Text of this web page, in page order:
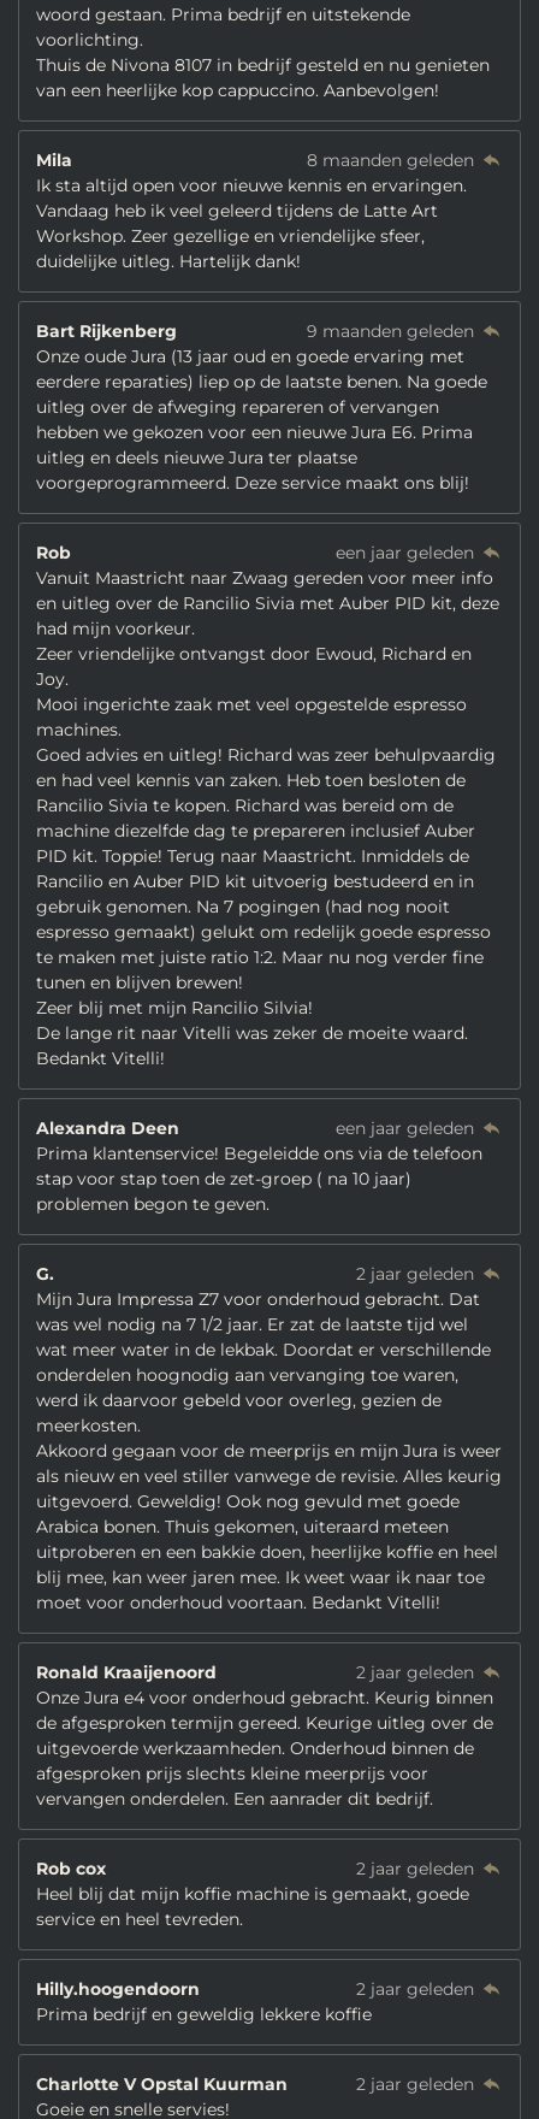
woord gestaan. Prima bedrijf en uitstekende
voorlichting.
Thuis de Nivona 8107 in bedrijf gesteld en nu genieten
van een heerlijke kop cappuccino. Aanbevolgen!
Mila
8 maanden geleden
Ik sta altijd open voor nieuwe kennis en ervaringen.
Vandaag heb ik veel geleerd tijdens de Latte Art
Workshop. Zeer gezellige en vriendelijke sfeer,
duidelijke uitleg. Hartelijk dank!
Bart Rijkenberg
9 maanden geleden
Onze oude Jura (13 jaar oud en goede ervaring met
eerdere reparaties) liep op de laatste benen. Na goede
uitleg over de afweging repareren of vervangen
hebben we gekozen voor een nieuwe Jura E6. Prima
uitleg en deels nieuwe Jura ter plaatse
voorgeprogrammeerd. Deze service maakt ons blij!
Rob
een jaar geleden
Vanuit Maastricht naar Zwaag gereden voor meer info
en uitleg over de Rancilio Sivia met Auber PID kit, deze
had mijn voorkeur.
Zeer vriendelijke ontvangst door Ewoud, Richard en
Joy.
Mooi ingerichte zaak met veel opgestelde espresso
machines.
Goed advies en uitleg! Richard was zeer behulpvaardig
en had veel kennis van zaken. Heb toen besloten de
Rancilio Sivia te kopen. Richard was bereid om de
machine diezelfde dag te prepareren inclusief Auber
PID kit. Toppie! Terug naar Maastricht. Inmiddels de
Rancilio en Auber PID kit uitvoerig bestudeerd en in
gebruik genomen. Na 7 pogingen (had nog nooit
espresso gemaakt) gelukt om redelijk goede espresso
te maken met juiste ratio 1:2. Maar nu nog verder fine
tunen en blijven brewen!
Zeer blij met mijn Rancilio Silvia!
De lange rit naar Vitelli was zeker de moeite waard.
Bedankt Vitelli!
Alexandra Deen
een jaar geleden
Prima klantenservice! Begeleidde ons via de telefoon
stap voor stap toen de zet-groep ( na 10 jaar)
problemen begon te geven.
G.
2 jaar geleden
Mijn Jura Impressa Z7 voor onderhoud gebracht. Dat
was wel nodig na 7 1/2 jaar. Er zat de laatste tijd wel
wat meer water in de lekbak. Doordat er verschillende
onderdelen hoognodig aan vervanging toe waren,
werd ik daarvoor gebeld voor overleg, gezien de
meerkosten.
Akkoord gegaan voor de meerprijs en mijn Jura is weer
als nieuw en veel stiller vanwege de revisie. Alles keurig
uitgevoerd. Geweldig! Ook nog gevuld met goede
Arabica bonen. Thuis gekomen, uiteraard meteen
uitproberen en een bakkie doen, heerlijke koffie en heel
blij mee, kan weer jaren mee. Ik weet waar ik naar toe
moet voor onderhoud voortaan. Bedankt Vitelli!
Ronald Kraaijenoord
2 jaar geleden
Onze Jura e4 voor onderhoud gebracht. Keurig binnen
de afgesproken termijn gereed. Keurige uitleg over de
uitgevoerde werkzaamheden. Onderhoud binnen de
afgesproken prijs slechts kleine meerprijs voor
vervangen onderdelen. Een aanrader dit bedrijf.
Rob cox
2 jaar geleden
Heel blij dat mijn koffie machine is gemaakt, goede
service en heel tevreden.
Hilly.hoogendoorn
2 jaar geleden
Prima bedrijf en geweldig lekkere koffie
Charlotte V Opstal Kuurman
2 jaar geleden
Goeie en snelle servies!